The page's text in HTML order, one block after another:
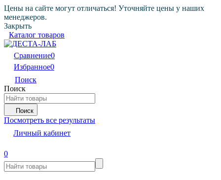
Цены на сайте могут отличаться! Уточняйте цены у наших
менеджеров.
Закрыть
Каталог товаров
Сравнение0
Избранное0
Поиск
Поиск
Поиск
Посмотреть все результаты
Личный кабинет
0